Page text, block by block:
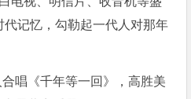
代记忆，勾勒起一代人对那年